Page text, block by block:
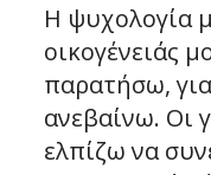
Η ψυχολογία
οικογένειάς
παρατήσω,
ανεβαίνω. Οι
ελπίζω να